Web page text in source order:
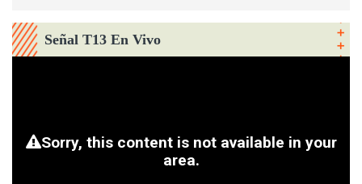
Señal T13 En Vivo